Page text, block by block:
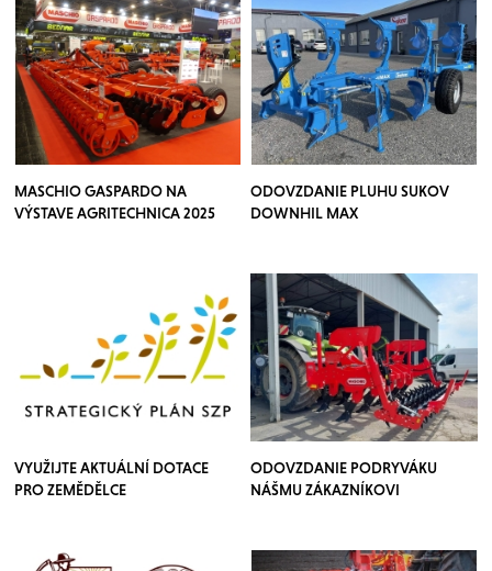
MASCHIO GASPARDO NA
VÝSTAVE AGRITECHNICA 2025
ODOVZDANIE PLUHU SUKOV
DOWNHIL MAX
VYUŽIJTE AKTUÁLNÍ DOTACE
PRO ZEMĚDĚLCE
ODOVZDANIE PODRYVÁKU
NÁŠMU ZÁKAZNÍKOVI